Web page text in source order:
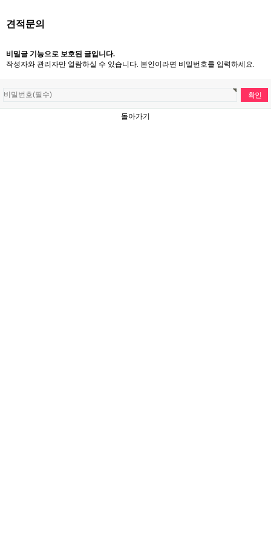
견적문의
비밀글 기능으로 보호된 글입니다.
작성자와 관리자만 열람하실 수 있습니다. 본인이라면 비밀번호를 입력하세요.
돌아가기